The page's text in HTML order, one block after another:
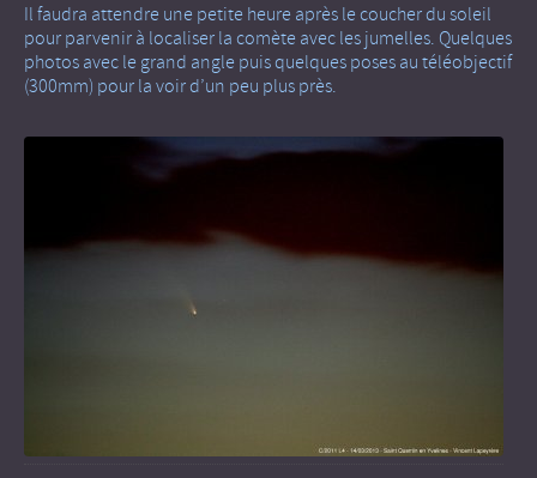
Il faudra attendre une petite heure après le coucher du soleil
pour parvenir à localiser la comète avec les jumelles. Quelques
photos avec le grand angle puis quelques poses au téléobjectif
(300mm) pour la voir d’un peu plus près.